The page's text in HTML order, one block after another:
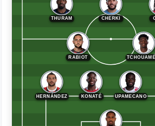
HERNÁNDEZ KONATÉ UPAMECANO
RABIOT
THURAM CHERKI